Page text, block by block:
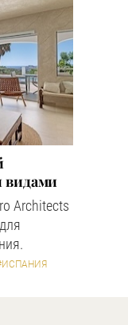
видами
Architects